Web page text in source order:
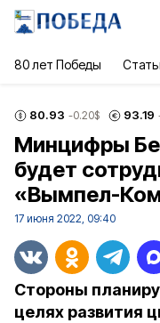
80 лет Победы
80.93 -0.20$ 93.19
Минцифры
будет
«Вымпел-
17 июня 2022, 09:40
Стороны
целях развития